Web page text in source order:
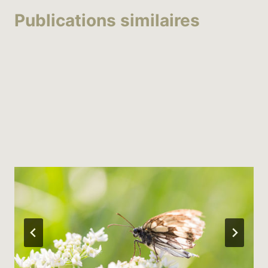
Publications similaires